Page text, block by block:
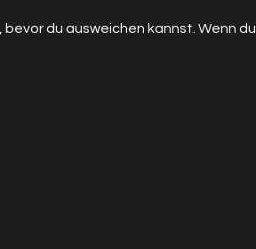
du ausweichen kannst. Wenn du